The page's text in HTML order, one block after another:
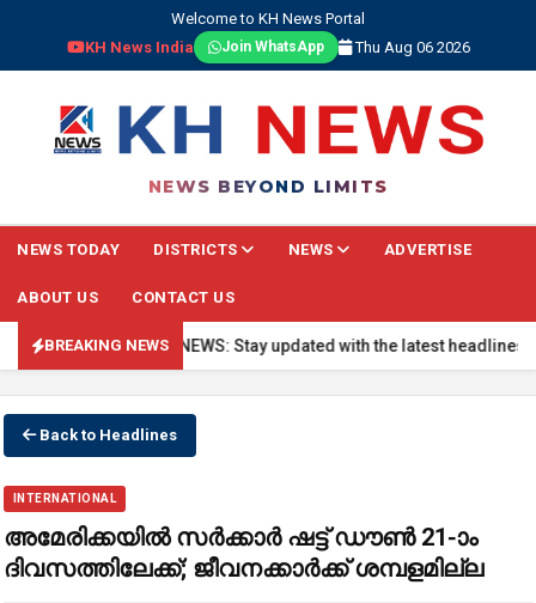
Welcome to KH News Portal
KH News India
Join WhatsApp Thu Aug 06 2026
NEWS BEYOND LIMITS
NEWS TODAY DISTRICTS NEWS ADVERTISE
ABOUT US CONTACT US
BREAKING NEWS
🔴 BREAKING NEWS: Stay updated with the latest headlines,
Back to Headlines
INTERNATIONAL
അമേരിക്കയിൽ സർക്കാർ ഷട്ട് ഡൗൺ 21-ാം
ദിവസത്തിലേക്ക്; ജീവനക്കാർക്ക് ശമ്പളമില്ല